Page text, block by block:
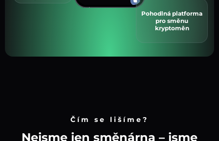
Pohodlná platforma
pro směnu
kryptoměn
Čím se lišíme?
Nejsme jen směnárna – jsme